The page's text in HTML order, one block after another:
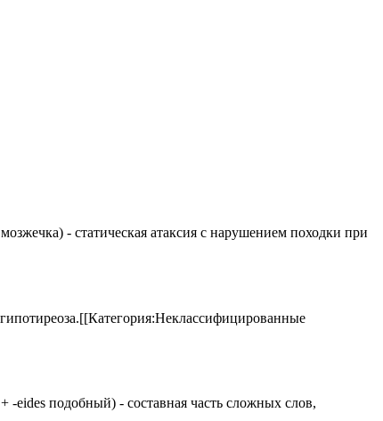
- статическая атаксия с нарушением походки при
eides подобный) - составная часть сложных слов,